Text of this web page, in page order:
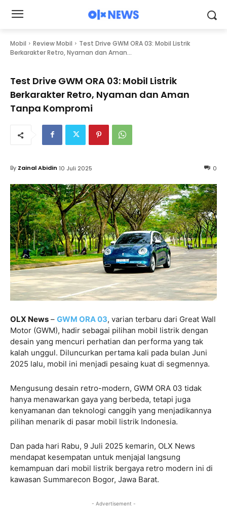
Mobil Review Mobil
Test Drive GWM ORA 03: Mobil Listrik
Berkarakter Retro, Nyaman dan Aman...
Test Drive GWM ORA 03: Mobil Listrik
Berkarakter Retro, Nyaman dan Aman
Tanpa Kompromi
0
By Zainal Abidin 10 Juli 2025
OLX News – GWM ORA 03, varian terbaru dari Great Wall
Motor (GWM), hadir sebagai pilihan mobil listrik dengan
desain yang mencuri perhatian dan performa yang tak
kalah unggul. Diluncurkan pertama kali pada bulan Juni
2025 lalu, mobil ini menjadi pesaing kuat di segmennya.
Mengusung desain retro-modern, GWM ORA 03 tidak
hanya menawarkan gaya yang berbeda, tetapi juga
kenyamanan dan teknologi canggih yang menjadikannya
pilihan menarik di pasar mobil listrik Indonesia.
Dan pada hari Rabu, 9 Juli 2025 kemarin, OLX News
mendapat kesempatan untuk menjajal langsung
kemampuan dari mobil listrik bergaya retro modern ini di
kawasan Summarecon Bogor, Jawa Barat.
- Advertisement -